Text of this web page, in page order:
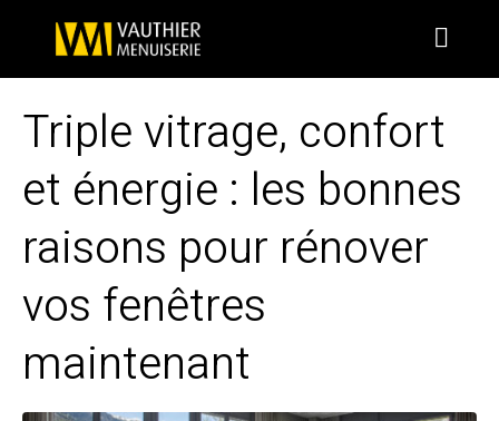
Triple vitrage, confort
et énergie : les bonnes
raisons pour rénover
vos fenêtres
maintenant